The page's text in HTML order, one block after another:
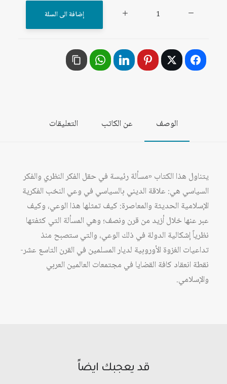
الفكر
الإسلامي
إضافة الى السلة
الوصف عن الكاتب التعليقات
يتناول هذا الكتاب «مسألة رئيسة في حقل الفكر النظري والفكر
السياسي هي: علاقة الديني بالسياسي في وعي النخب الفكرية
الإسلامية الحديثة والمعاصرة: كيف تمثلها هذا الوعي، وكيف
عبر عنها خلال أزيد من قرن ونصف؛ وهي المسألة التي كثفتها
نظرياً إشكالية الدولة في ذلك الوعي، والتي ستصبح منذ
تداعيات الغزوة الأوروبية لديار المسلمين في القرن التاسع عشر-
نقطة انعقاد كافة القضايا في مجتمعات العالمين العربي
والإسلامي.
قد يعجبك ايضاً